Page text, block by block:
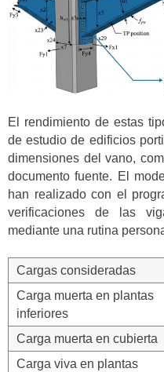
El rendimiento de estas
de estudio de edificios
dimensiones del vano,
documento fuente. El
han realizado con el
verificaciones de las
mediante una rutina
Cargas consideradas
Carga muerta en plantas
inferiores
Carga muerta en cubierta
Carga viva en plantas